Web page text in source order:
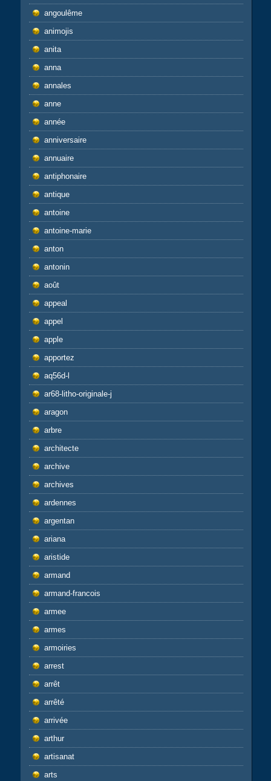
angoulême
animojis
anita
anna
annales
anne
année
anniversaire
annuaire
antiphonaire
antique
antoine
antoine-marie
anton
antonin
août
appeal
appel
apple
apportez
aq56d-l
ar68-litho-originale-j
aragon
arbre
architecte
archive
archives
ardennes
argentan
ariana
aristide
armand
armand-francois
armee
armes
armoiries
arrest
arrêt
arrêté
arrivée
arthur
artisanat
arts